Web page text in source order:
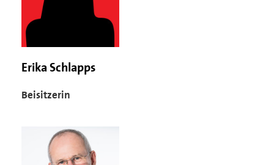
Erika Schlapps
Beisitzerin